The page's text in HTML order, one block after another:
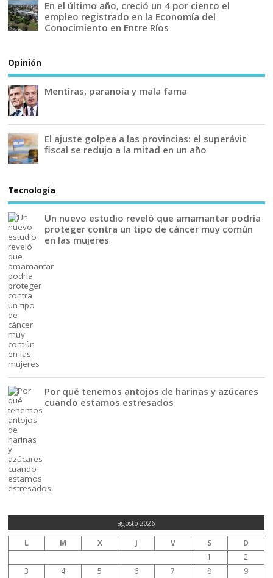
En el último año, creció un 4 por ciento el
empleo registrado en la Economía del
Conocimiento en Entre Ríos
Opinión
Mentiras, paranoia y mala fama
El ajuste golpea a las provincias: el superávit
fiscal se redujo a la mitad en un año
Tecnología
Un nuevo estudio reveló que amamantar podría
proteger contra un tipo de cáncer muy común
en las mujeres
Por qué tenemos antojos de harinas y azúcares
cuando estamos estresados
agosto 2026
L M X J V S
D
1
2
3
4 5 6 7 8 9